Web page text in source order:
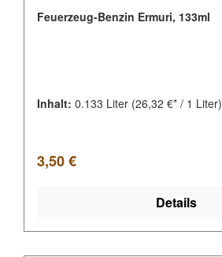
Feuerzeug-Benzin Ermuri, 133ml
Inhalt: 0.133 Liter (26,32 €* / 1 Liter)
Regulärer Preis:
3,50 €
Details